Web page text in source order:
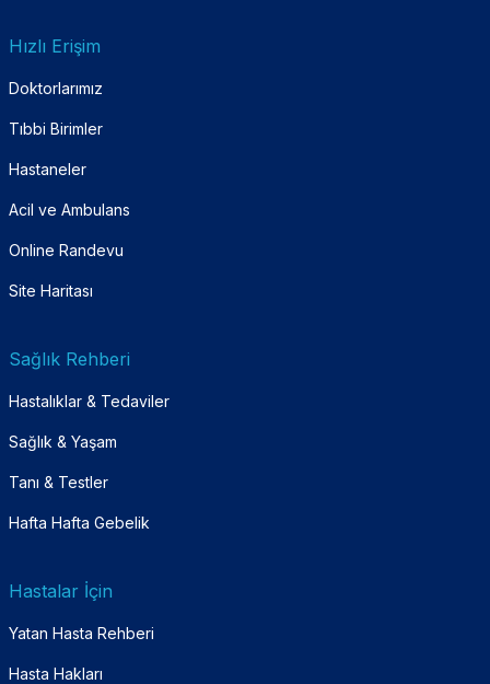
Hızlı Erişim
Doktorlarımız
Tıbbi Birimler
Hastaneler
Acil ve Ambulans
Online Randevu
Site Haritası
Sağlık Rehberi
Hastalıklar & Tedaviler
Sağlık & Yaşam
Tanı & Testler
Hafta Hafta Gebelik
Hastalar İçin
Yatan Hasta Rehberi
Hasta Hakları